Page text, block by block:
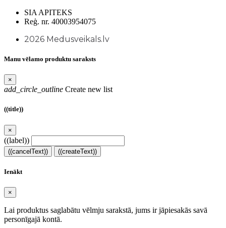
SIA APITEKS
Reģ. nr. 40003954075
2026 Medusveikals.lv
Manu vēlamo produktu saraksts
×
add_circle_outline Create new list
((title))
×
((label))
((cancelText)) ((createText))
Ienākt
×
Lai produktus saglabātu vēlmju sarakstā, jums ir jāpiesakās savā
personīgajā kontā.